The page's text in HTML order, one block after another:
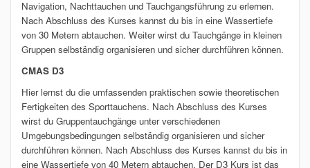
Navigation, Nachttauchen und Tauchgangsführung zu erlernen.
Nach Abschluss des Kurses kannst du bis in eine Wassertiefe
von 30 Metern abtauchen. Weiter wirst du Tauchgänge in kleinen
Gruppen selbständig organisieren und sicher durchführen können.
CMAS D3
Hier lernst du die umfassenden praktischen sowie theoretischen
Fertigkeiten des Sporttauchens. Nach Abschluss des Kurses
wirst du Gruppentauchgänge unter verschiedenen
Umgebungsbedingungen selbständig organisieren und sicher
durchführen können. Nach Abschluss des Kurses kannst du bis in
eine Wassertiefe von 40 Metern abtauchen. Der D3 Kurs ist das